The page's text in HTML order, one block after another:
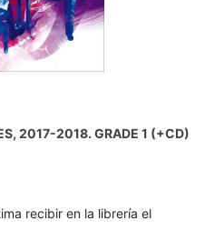
2017-2018. GRADE 1 (+CD)
recibir en la librería el